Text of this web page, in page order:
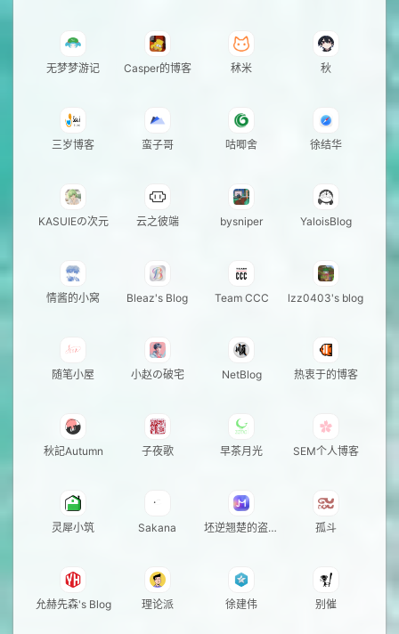
无梦梦游记 Casper的博客 秫米 秋
三岁博客 蛮子哥 咕唧舍 徐结华
KASUIEの次元 云之彼端 bysniper YaloisBlog
情酱的小窝 Bleaz's Blog Team CCC lzz0403's blog
随笔小屋 小赵の破宅 NetBlog 热衷于的博客
秋記Autumn 子夜歌 早茶月光 SEM个人博客
灵犀小筑 Sakana
坯逆翘楚的盗闲
孤斗
允赫先森's Blog 理论派 徐建伟 别催